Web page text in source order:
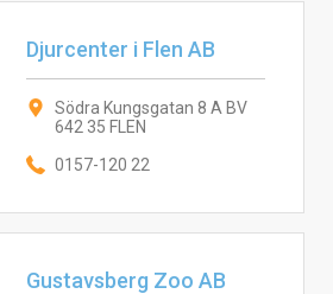
Djurcenter i Flen AB
Södra Kungsgatan 8 A BV
642 35 FLEN
0157-120 22
Gustavsberg Zoo AB